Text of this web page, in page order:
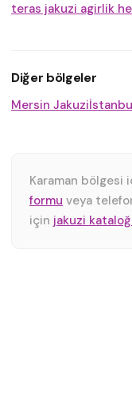
teras jakuzi agirlik
Diğer bölgeler
Mersin Jakuzi
Karaman bölgesi
formu veya
için jakuzi